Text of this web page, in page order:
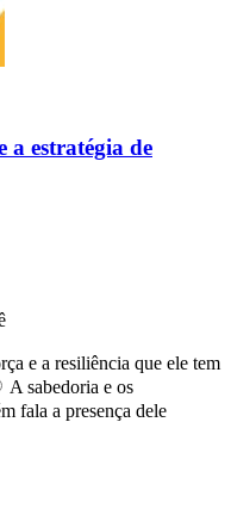
a estratégia de
e a resiliência que ele tem
A sabedoria e os
fala a presença dele